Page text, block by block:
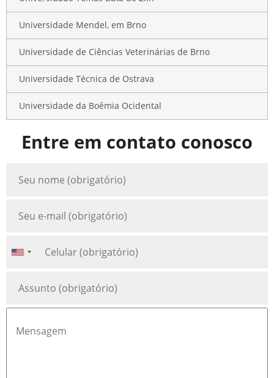
Universidade Mendel, em Brno
Universidade de Ciências Veterinárias de Brno
Universidade Técnica de Ostrava
Universidade da Boêmia Ocidental
Entre em contato conosco